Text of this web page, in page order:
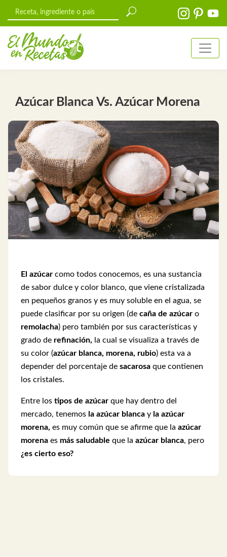
Azúcar Blanca Vs. Azúcar Morena
El azúcar como todos conocemos, es una sustancia
de sabor dulce y color blanco, que viene cristalizada
en pequeños granos y es muy soluble en el agua, se
puede clasificar por su origen (de caña de azúcar o
remolacha) pero también por sus características y
grado de refinación, la cual se visualiza a través de
su color (azúcar blanca, morena, rubio) esta va a
depender del porcentaje de sacarosa que contienen
los cristales.
Entre los tipos de azúcar que hay dentro del
mercado, tenemos la azúcar blanca y la azúcar
morena, es muy común que se afirme que la azúcar
morena es más saludable que la azúcar blanca, pero
¿es cierto eso?